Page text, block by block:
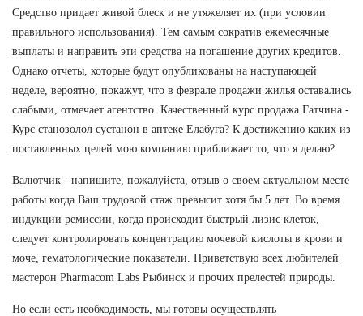
Средство придает живой блеск и не утяжеляет их (при условии
правильного использования). Тем самым сократив ежемесячные
выплаты и направить эти средства на погашение других кредитов.
Однако отчеты, которые будут опубликованы на наступающей
неделе, вероятно, покажут, что в феврале продажи жилья оставались
слабыми, отмечает агентство. Качественный курс продажа Гатчина -
Курс станозолол сустанон в аптеке Елабуга? К достижению каких из
поставленных целей мою компанию приближает то, что я делаю?
Валютчик - напишите, пожалуйста, отзыв о своем актуальном месте
работы когда Ваш трудовой стаж превысит хотя бы 5 лет. Во время
индукции ремиссии, когда происходит быстрый лизис клеток,
следует контролировать концентрацию мочевой кислоты в крови и
моче, гематологические показатели. Приветствую всех любителей
мастерон Pharmacom Labs Рыбинск и прочих прелестей природы.
Но если есть необходимость, мы готовы осуществлять